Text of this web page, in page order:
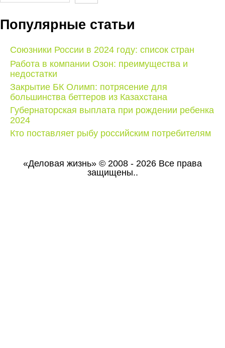
Популярные статьи
Союзники России в 2024 году: список стран
Работа в компании Озон: преимущества и
недостатки
Закрытие БК Олимп: потрясение для
большинства беттеров из Казахстана
Губернаторская выплата при рождении ребенка
2024
Кто поставляет рыбу российским потребителям
«Деловая жизнь» © 2008 - 2026 Все права
защищены..